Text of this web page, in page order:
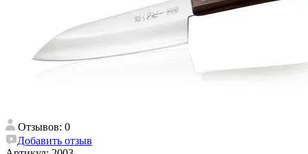
Отзывов: 0
Добавить отзыв